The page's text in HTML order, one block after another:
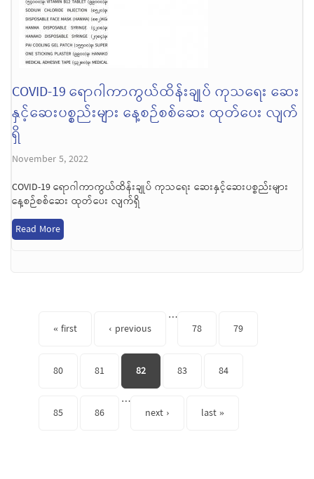
COVID-19 ရောဂါကာကွယ်ထိန်းချုပ် ကုသရေး ဆေး
နှင့်ဆေးပစ္စည်းများ နေ့စဉ်စစ်ဆေး ထုတ်ပေး လျက်
ရှိ
November 5, 2022
COVID-19 ရောဂါကာကွယ်ထိန်းချုပ် ကုသရေး ဆေးနှင့်ဆေးပစ္စည်းများ
နေ့စဉ်စစ်ဆေး ထုတ်ပေး လျက်ရှိ
Read More
« first ‹ previous
…
78
79
80 81 82 83 84
85 86
…
next ›
last »